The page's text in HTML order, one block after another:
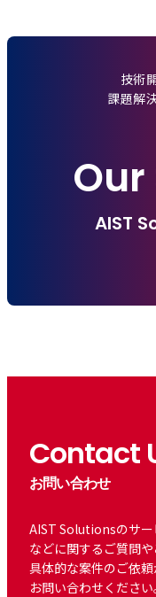
技術
課題解
AIST
Contact
お問い合わせ
AIST Solutionsのサー
などに関するご質問や
具体的な案件のご依
お問い合わせください